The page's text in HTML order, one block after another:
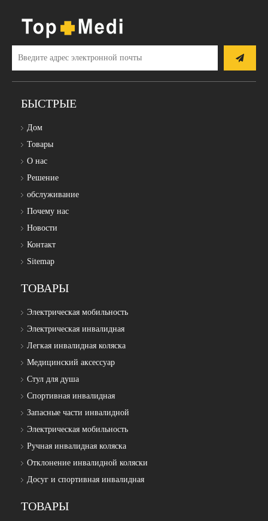
БЫСТРЫЕ
Дом
Товары
О нас
Решение
обслуживание
Почему нас
Новости
Контакт
Sitemap
ТОВАРЫ
Электрическая мобильность
Электрическая инвалидная
Легкая инвалидная коляска
Медицинский аксессуар
Стул для душа
Спортивная инвалидная
Запасные части инвалидной
Электрическая мобильность
Ручная инвалидная коляска
Отклонение инвалидной коляски
Досуг и спортивная инвалидная
ТОВАРЫ